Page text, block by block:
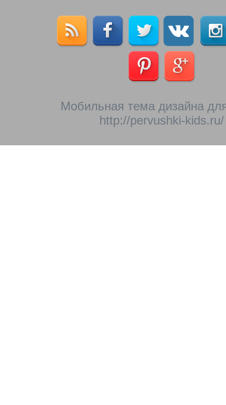
Мобильная тема дизайна
http://pervushki-kids.ru/